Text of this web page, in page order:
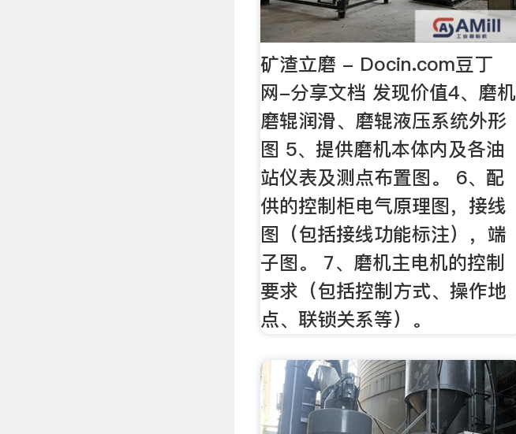
矿渣立磨 - Docin.com豆丁
网-分享文档 发现价值4、磨机
磨辊润滑、磨辊液压系统外形
图 5、提供磨机本体内及各油
站仪表及测点布置图。 6、配
供的控制柜电气原理图，接线
图（包括接线功能标注），端
子图。 7、磨机主电机的控制
要求（包括控制方式、操作地
点、联锁关系等）。